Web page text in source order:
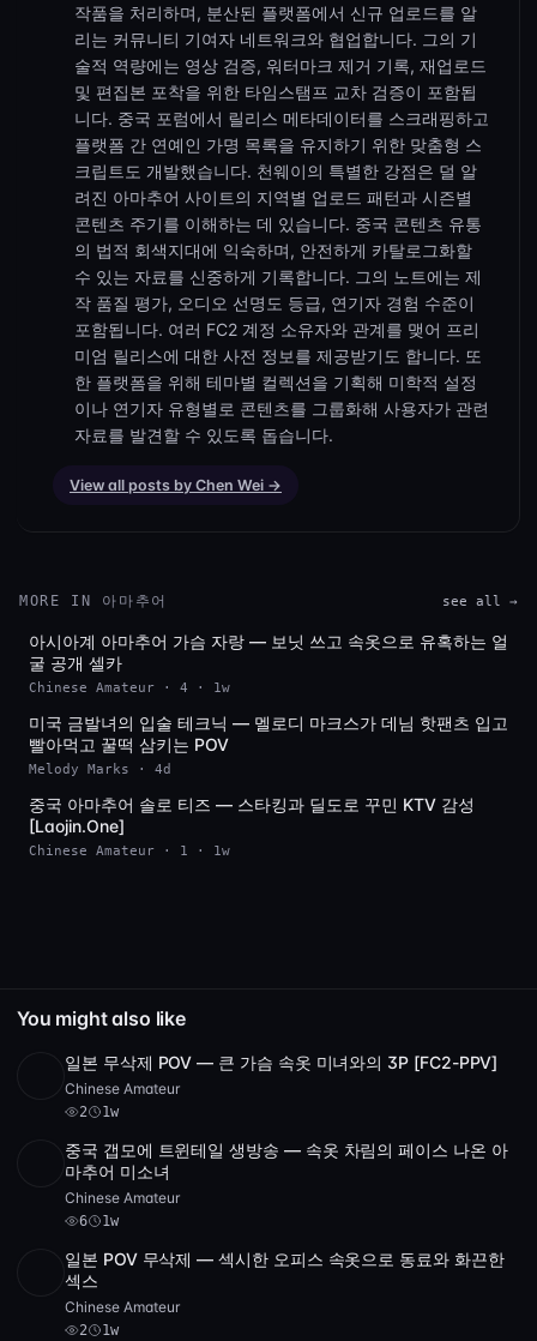
작품을 처리하며, 분산된 플랫폼에서 신규 업로드를 알
리는 커뮤니티 기여자 네트워크와 협업합니다. 그의 기
술적 역량에는 영상 검증, 워터마크 제거 기록, 재업로드
및 편집본 포착을 위한 타임스탬프 교차 검증이 포함됩
니다. 중국 포럼에서 릴리스 메타데이터를 스크래핑하고
플랫폼 간 연예인 가명 목록을 유지하기 위한 맞춤형 스
크립트도 개발했습니다. 천웨이의 특별한 강점은 덜 알
려진 아마추어 사이트의 지역별 업로드 패턴과 시즌별
콘텐츠 주기를 이해하는 데 있습니다. 중국 콘텐츠 유통
의 법적 회색지대에 익숙하며, 안전하게 카탈로그화할
수 있는 자료를 신중하게 기록합니다. 그의 노트에는 제
작 품질 평가, 오디오 선명도 등급, 연기자 경험 수준이
포함됩니다. 여러 FC2 계정 소유자와 관계를 맺어 프리
미엄 릴리스에 대한 사전 정보를 제공받기도 합니다. 또
한 플랫폼을 위해 테마별 컬렉션을 기획해 미학적 설정
이나 연기자 유형별로 콘텐츠를 그룹화해 사용자가 관련
자료를 발견할 수 있도록 돕습니다.
View all posts by Chen Wei →
MORE IN 아마추어 see all →
SD
아시아계 아마추어 가슴 자랑 — 보닛 쓰고 속옷으로 유혹하는 얼
굴 공개 셀카
Chinese Amateur · 4 · 1w
4K
미국 금발녀의 입술 테크닉 — 멜로디 마크스가 데님 핫팬츠 입고
빨아먹고 꿀떡 삼키는 POV
Melody Marks · 4d
중국 아마추어 솔로 티즈 — 스타킹과 딜도로 꾸민 KTV 감성
[Laojin.One]
Chinese Amateur · 1 · 1w
You might also like
일본 무삭제 POV — 큰 가슴 속옷 미녀와의 3P [FC2-PPV]
Chinese Amateur
2 1w
POST 1 archive
중국 갭모에 트윈테일 생방송 — 속옷 차림의 페이스 나온 아
마추어 미소녀
Chinese Amateur
6 1w
일본 POV 무삭제 — 섹시한 오피스 속옷으로 동료와 화끈한
섹스
Chinese Amateur
2 1w